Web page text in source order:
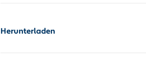
Herunterladen
Sicherheitsdatenblatt